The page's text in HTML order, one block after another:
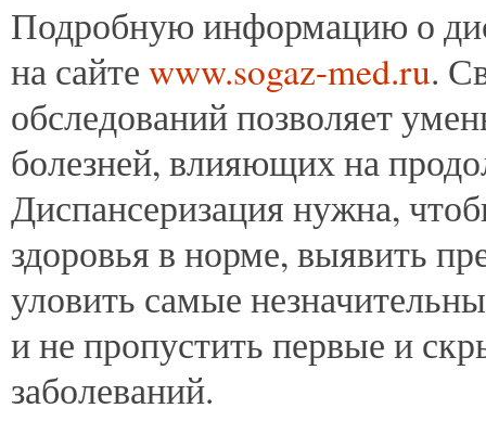
Подробную информацию о
на сайте www.sogaz-med.ru.
обследований позволяет
болезней, влияющих на
Диспансеризация нужна,
здоровья в норме, выявить
уловить самые
и не пропустить первые и
заболеваний.